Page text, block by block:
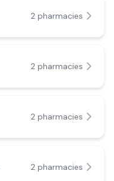
2 pharmacies
2 pharmacies
2 pharmacies
2 pharmacies